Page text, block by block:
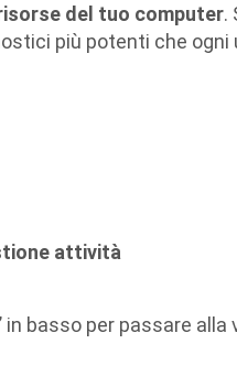
del tuo computer.
più potenti che ogni
attività
in basso per passare alla